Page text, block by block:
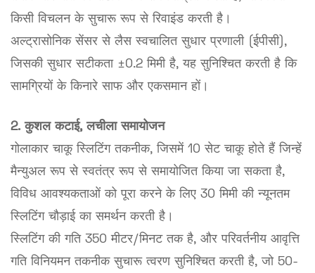
किसी विचलन के सुचारू रूप से रिवाइंड करती है।
अल्ट्रासोनिक सेंसर से लैस स्वचालित सुधार प्रणाली (ईपीसी),
जिसकी सुधार सटीकता ±0.2 मिमी है, यह सुनिश्चित करती है कि
सामग्रियों के किनारे साफ और एकसमान हों।
2. कुशल कटाई, लचीला समायोजन
गोलाकार चाकू स्लिटिंग तकनीक, जिसमें 10 सेट चाकू होते हैं जिन्हें
मैन्युअल रूप से स्वतंत्र रूप से समायोजित किया जा सकता है,
विविध आवश्यकताओं को पूरा करने के लिए 30 मिमी की न्यूनतम
स्लिटिंग चौड़ाई का समर्थन करती है।
स्लिटिंग की गति 350 मीटर/मिनट तक है, और परिवर्तनीय आवृत्ति
गति विनियमन तकनीक सुचारू त्वरण सुनिश्चित करती है, जो 50-